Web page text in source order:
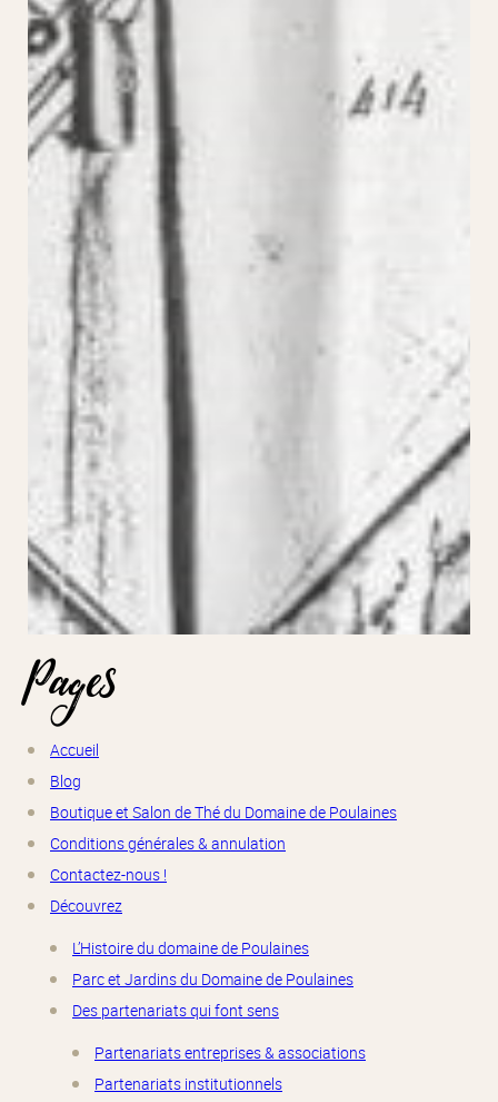
Pages
Accueil
Blog
Boutique et Salon de Thé du Domaine de Poulaines
Conditions générales & annulation
Contactez-nous !
Découvrez
L’Histoire du domaine de Poulaines
Parc et Jardins du Domaine de Poulaines
Des partenariats qui font sens
Partenariats entreprises & associations
Partenariats institutionnels